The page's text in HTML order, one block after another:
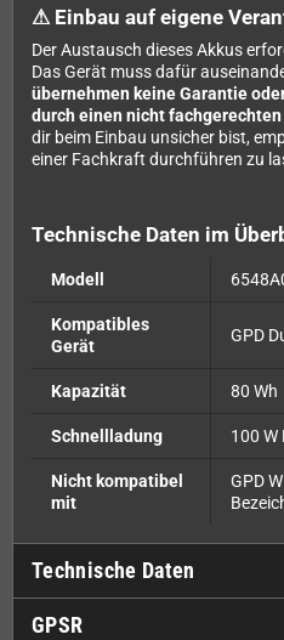
⚠ Einbau auf eigene
Der Austausch dieses Akkus
Das Gerät muss dafür
übernehmen keine Garantie
durch einen nicht
dir beim Einbau unsicher bist,
einer Fachkraft durchführen zu
Technische Daten im
Modell
Kompatibles
Gerät
GPD
Kapazität 80 Wh
Schnellladung 100 W
Nicht kompatibel
mit
GPD
Technische Daten
GPSR